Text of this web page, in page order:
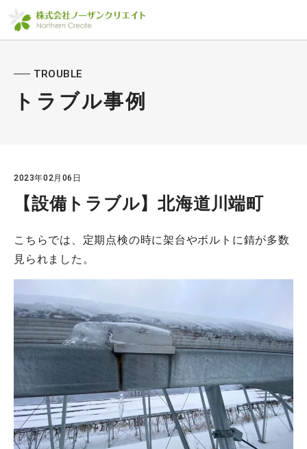
TROUBLE
トラブル事例
2023年02月06日
【設備トラブル】北海道川端町
こちらでは、定期点検の時に架台やボルトに錆が多数
見られました。